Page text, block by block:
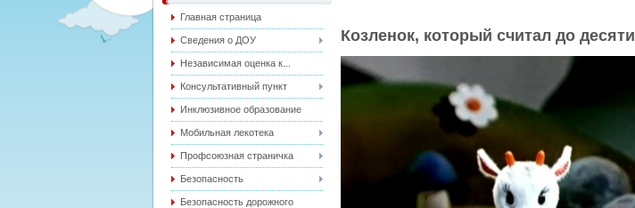
Главная страница
Сведения о ДОУ
Независимая оценка к...
Консультативный пункт
Инклюзивное образование
Мобильная лекотека
Профсоюзная страничка
Безопасность
Безопасность дорожного
Козленок, который считал до десяти